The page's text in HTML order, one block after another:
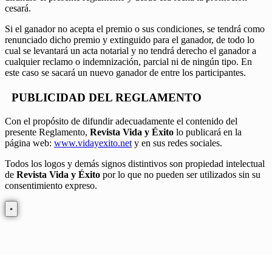
cesará.
Si el ganador no acepta el premio o sus condiciones, se tendrá como
renunciado dicho premio y extinguido para el ganador, de todo lo
cual se levantará un acta notarial y no tendrá derecho el ganador a
cualquier reclamo o indemnización, parcial ni de ningún tipo. En
este caso se sacará un nuevo ganador de entre los participantes.
PUBLICIDAD DEL REGLAMENTO
Con el propósito de difundir adecuadamente el contenido del
presente Reglamento, Revista Vida y Éxito lo publicará en la
página web: www.vidayexito.net y en sus redes sociales.
Todos los logos y demás signos distintivos son propiedad intelectual
de Revista Vida y Éxito por lo que no pueden ser utilizados sin su
consentimiento expreso.
×